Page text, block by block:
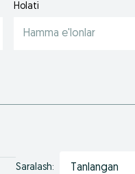
Holati
Hamma e'lonlar
Saralash: Tanlangan